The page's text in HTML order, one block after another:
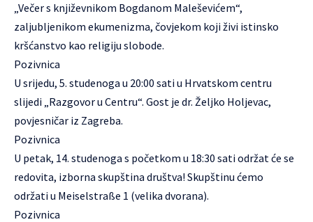
„Večer s književnikom Bogdanom Maleševićem“,
zaljubljenikom ekumenizma, čovjekom koji živi istinsko
kršćanstvo kao religiju slobode.
Pozivnica
U srijedu, 5. studenoga u 20:00 sati u Hrvatskom centru
slijedi „Razgovor u Centru“. Gost je dr. Željko Holjevac,
povjesničar iz Zagreba.
Pozivnica
U petak, 14. studenoga s početkom u 18:30 sati održat će se
redovita, izborna skupština društva! Skupštinu ćemo
održati u Meiselstraße 1 (velika dvorana).
Pozivnica